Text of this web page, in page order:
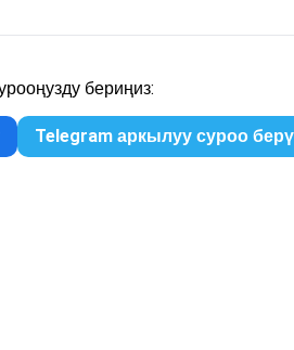
бериңиз:
Telegram аркылуу суроо